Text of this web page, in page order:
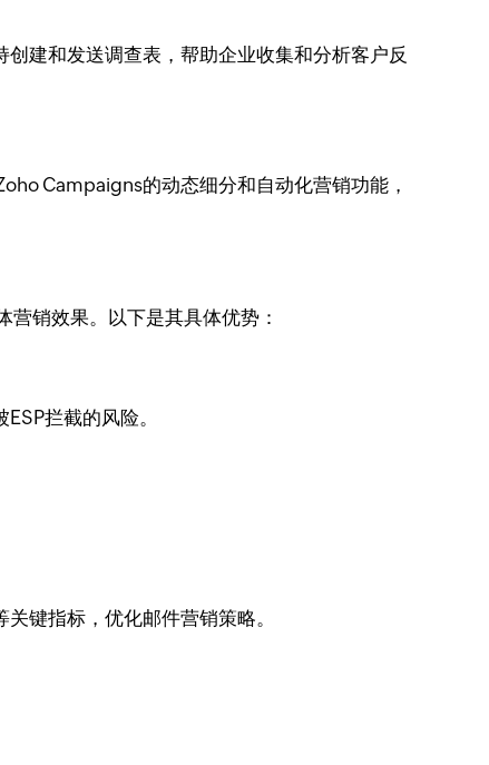
建和发送调查表，帮助企业收集和分析客户反
Campaigns的动态细分和自动化营销功能，
营销效果。以下是其具体优势：
拦截的风险。
键指标，优化邮件营销策略。